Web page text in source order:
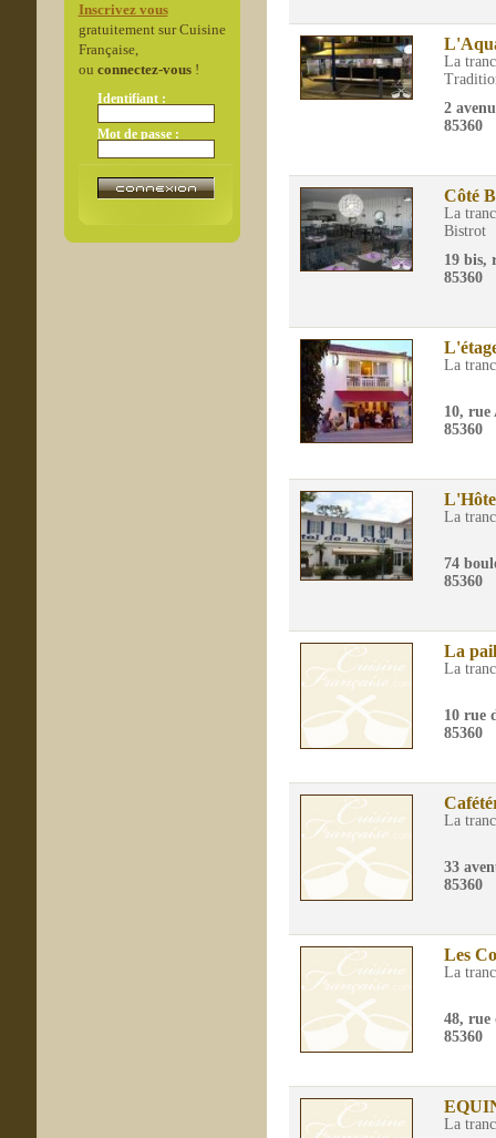
Inscrivez vous
gratuitement sur Cuisine
Française,
ou connectez-vous!
Identifiant :
Mot de passe :
La
2
85360
Côté
La
Bistrot
19 bis,
85360
La
10,
85360
La
74
85360
La
La
10 rue
85360
La
33
85360
Les
La
48, rue
85360
La